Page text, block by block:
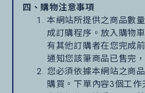
四、購物注意事項
本網站所提供之商品數
成訂購程序。放入購物
有其他訂購者在您完成
通知您該筆商品已售完
您必須依據本網站之商
購買。下單內容3個工作